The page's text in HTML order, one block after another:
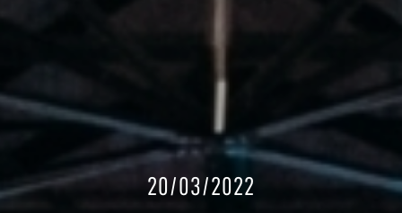
20/03/2022